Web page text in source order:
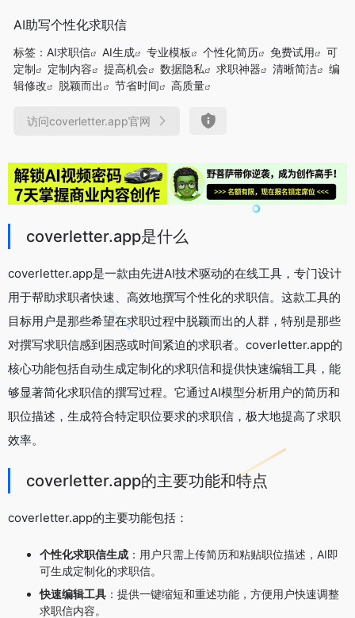
AI助写个性化求职信
标签： AI求职信 AI生成 专业模板 个性化简历 免费试用
可
定制
定制内容 提高机会 数据隐私 求职神器 清晰简洁
编
辑修改
脱颖而出 节省时间 高质量
访问coverletter.app官网
coverletter.app是什么
coverletter.app是一款由先进AI技术驱动的在线工具，专门设计
用于帮助求职者快速、高效地撰写个性化的求职信。这款工具的
目标用户是那些希望在求职过程中脱颖而出的人群，特别是那些
对撰写求职信感到困惑或时间紧迫的求职者。coverletter.app的
核心功能包括自动生成定制化的求职信和提供快速编辑工具，能
够显著简化求职信的撰写过程。它通过AI模型分析用户的简历和
职位描述，生成符合特定职位要求的求职信，极大地提高了求职
效率。
coverletter.app的主要功能和特点
coverletter.app的主要功能包括：
个性化求职信生成 ：用户只需上传简历和粘贴职位描述，AI即
可生成定制化的求职信。
快速编辑工具 ：提供一键缩短和重述功能，方便用户快速调整
求职信内容。